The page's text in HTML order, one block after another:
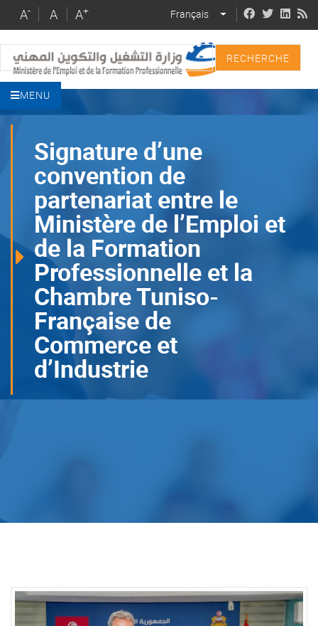
content
A- A A+ Français LIST ADDITIONAL
Recherche
MENU
Signature d’une
convention de
partenariat entre le
Ministère de l’Emploi et
de la Formation
Professionnelle et la
Chambre Tuniso-
Française de
Commerce et
d’Industrie